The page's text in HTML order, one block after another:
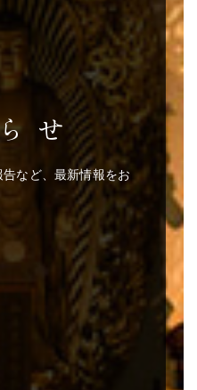
せ
など、最新情報をお